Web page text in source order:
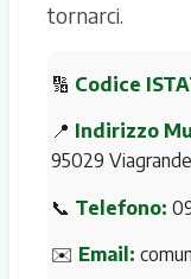
tornarci.
🔢 Codice
📍 Indirizzo
95029 Viagrande
📞 Telefono:
✉️ Email: